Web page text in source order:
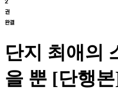
단지 최애의
을 뿐 [단행